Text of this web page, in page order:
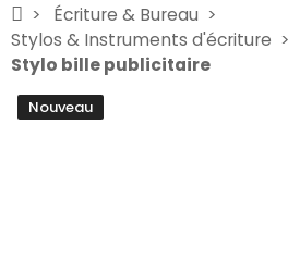
Écriture & Bureau
Stylos & Instruments d'écriture
Stylo bille publicitaire
Nouveau